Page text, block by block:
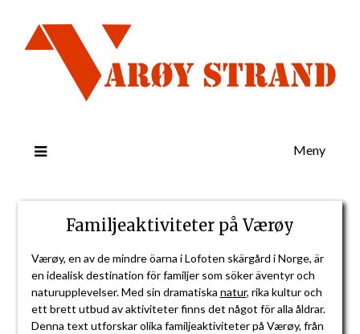
Meny
Familjeaktiviteter på Værøy
Værøy, en av de mindre öarna i Lofoten skärgård i Norge, är
en idealisk destination för familjer som söker äventyr och
naturupplevelser. Med sin dramatiska natur, rika kultur och
ett brett utbud av aktiviteter finns det något för alla åldrar.
Denna text utforskar olika familjeaktiviteter på Værøy, från